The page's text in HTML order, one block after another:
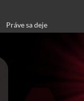
Práve sa deje